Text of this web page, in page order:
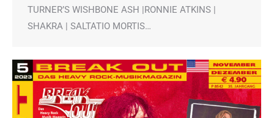
TURNER’S WISHBONE ASH |RONNIE ATKINS |
SHAKRA | SALTATIO MORTIS…